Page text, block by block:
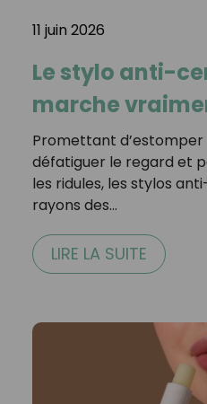
11 juin 2026
Le stylo anti-
marche
Promettant d’estomper
défatiguer le regard et
les ridules, les stylos
rayons des…
LIRE LA SUITE